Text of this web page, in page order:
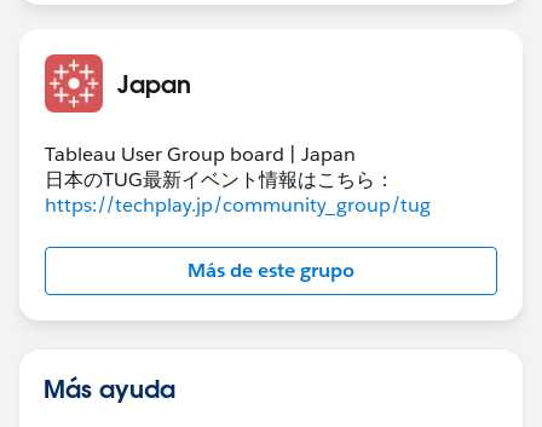
Select Date FY
WHEN 1 THEN 'FY '+STR(YEAR([FY adjust]))
WHEN 2 THEN 'FY '+STR(YEAR([FY adjust]))
END
上記計算式内の計算式は以下のとおりです。
Month name change
IF STR(MONTH([Date])) = '1' THEN 'Jan'
ELSEIF STR(MONTH([Date])) = '3' THEN 'Mar'
Japan
Tableau User Group board | Japan
日本のTUG最新イベント情報はこちら：
https://techplay.jp/community_group/tug
Más de este grupo
Más ayuda